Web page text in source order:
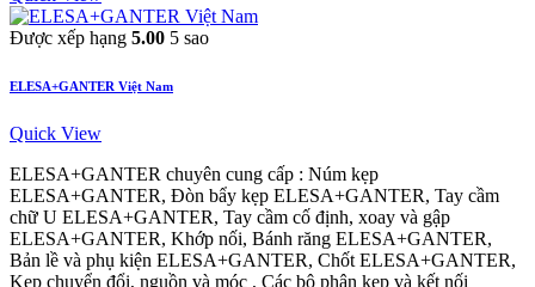
Được xếp hạng 5.00 5 sao
ELESA+GANTER Việt Nam
Quick View
ELESA+GANTER chuyên cung cấp : Núm kẹp
ELESA+GANTER, Đòn bẩy kẹp ELESA+GANTER, Tay cầm
chữ U ELESA+GANTER, Tay cầm cố định, xoay và gập
ELESA+GANTER, Khớp nối, Bánh răng ELESA+GANTER,
Bản lề và phụ kiện ELESA+GANTER, Chốt ELESA+GANTER,
Kẹp chuyển đổi, nguồn và móc , Các bộ phận kẹp và kết nối